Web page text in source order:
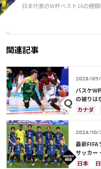
日本代表のW杯ベスト16の健
関連記事
2023/
バスケW
の被りは
カナダ
アルゼン
イングラ
2024/10/
最新FIFA
サッカー
日本